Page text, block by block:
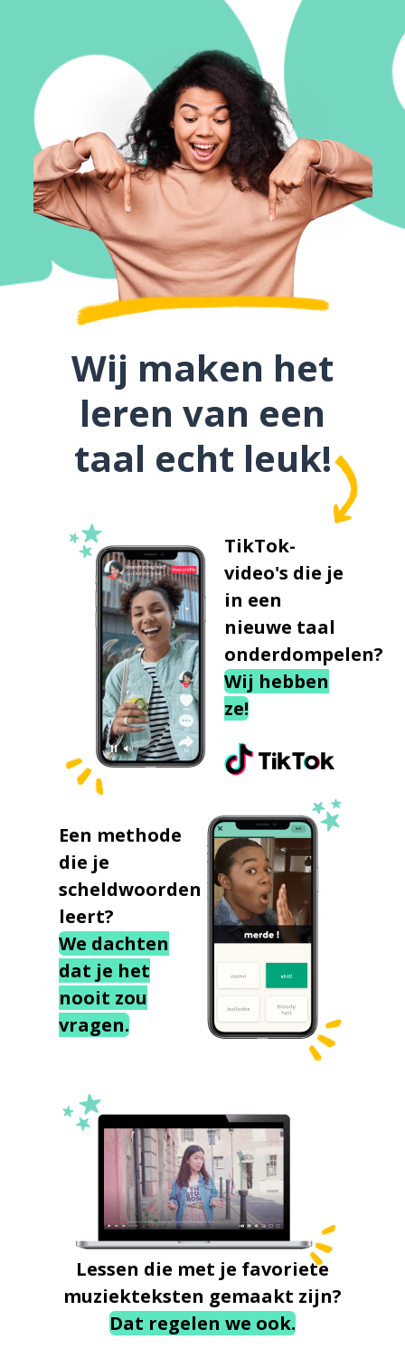
Wij maken het
leren van een
taal echt leuk!
TikTok-
video's die je
in een
nieuwe taal
onderdompelen?
Wij hebben
ze!
Een methode
die je
scheldwoorden
leert?
We dachten
dat je het
nooit zou
vragen.
Lessen die met je favoriete
muziekteksten gemaakt zijn?
Dat regelen we ook.